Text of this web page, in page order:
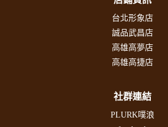
台北形象店
誠品武昌店
高雄高夢店
高雄高捷店
社群連結
PLURK噗浪